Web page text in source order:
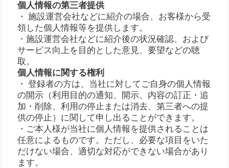
個人情報の第三者提供
・ 施設運営会社などに紹介の場合、お客様から受
領した個人情報等を提供します。
・施設運営会社などに紹介後の状況確認、および
サービス向上を目的とした意見、要望などの聴
取。
個人情報に関する権利
・ 登録者の方は、当社に対してご自身の個人情報
の開示（利用目的の通知、開示、内容の訂正・追
加・削除、利用の停止または消去、第三者への提
供の停止）に関して申し出ることができます。
・ご本人様が当社に個人情報を提供されることは
任意によるものです。ただし、必要な項目をいた
だけない場合、適切な対応ができない場合があり
ます。